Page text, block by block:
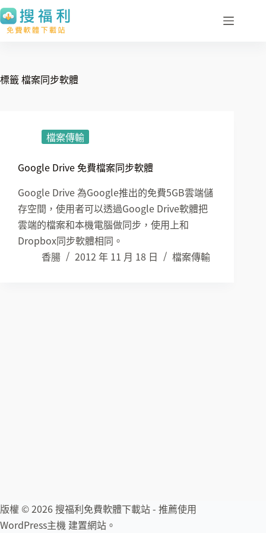
跳
至
內
容
標籤檔案同步軟體
檔案傳輸
Google Drive 免費檔案同步軟體
Google Drive 為Google推出的免費5GB雲端儲
存空間，使用者可以透過Google Drive軟體把
雲端的檔案和本機電腦做同步，使用上和
Dropbox同步軟體相同。
香腸
2012 年 11 月 18 日 檔案傳輸
版權 © 2026 搜福利免費軟體下載站 - 推薦使用
WordPress主機 建置網站。